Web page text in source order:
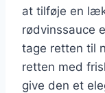
at tilføje en
rødvinssauce
tage retten til
retten med
give den et